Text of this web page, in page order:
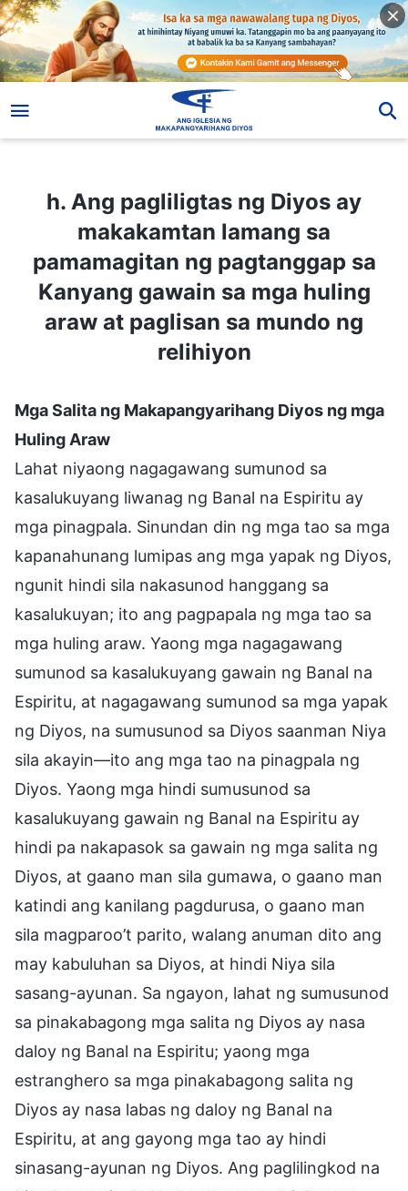
h. Ang pagliligtas ng Diyos ay
makakamtan lamang sa
pamamagitan ng pagtanggap sa
Kanyang gawain sa mga huling
araw at paglisan sa mundo ng
relihiyon
Mga Salita ng Makapangyarihang Diyos ng mga
Huling Araw
Lahat niyaong nagagawang sumunod sa
kasalukuyang liwanag ng Banal na Espiritu ay
mga pinagpala. Sinundan din ng mga tao sa mga
kapanahunang lumipas ang mga yapak ng Diyos,
ngunit hindi sila nakasunod hanggang sa
kasalukuyan; ito ang pagpapala ng mga tao sa
mga huling araw. Yaong mga nagagawang
sumunod sa kasalukuyang gawain ng Banal na
Espiritu, at nagagawang sumunod sa mga yapak
ng Diyos, na sumusunod sa Diyos saanman Niya
sila akayin—ito ang mga tao na pinagpala ng
Diyos. Yaong mga hindi sumusunod sa
kasalukuyang gawain ng Banal na Espiritu ay
hindi pa nakapasok sa gawain ng mga salita ng
Diyos, at gaano man sila gumawa, o gaano man
katindi ang kanilang pagdurusa, o gaano man
sila magparoo’t parito, walang anuman dito ang
may kabuluhan sa Diyos, at hindi Niya sila
sasang-ayunan. Sa ngayon, lahat ng sumusunod
sa pinakabagong mga salita ng Diyos ay nasa
daloy ng Banal na Espiritu; yaong mga
estranghero sa mga pinakabagong salita ng
Diyos ay nasa labas ng daloy ng Banal na
Espiritu, at ang gayong mga tao ay hindi
sinasang-ayunan ng Diyos. Ang paglilingkod na